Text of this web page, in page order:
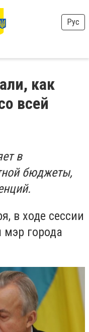
Рус
как
всей
в
бюджеты,
в ходе сессии
мэр города